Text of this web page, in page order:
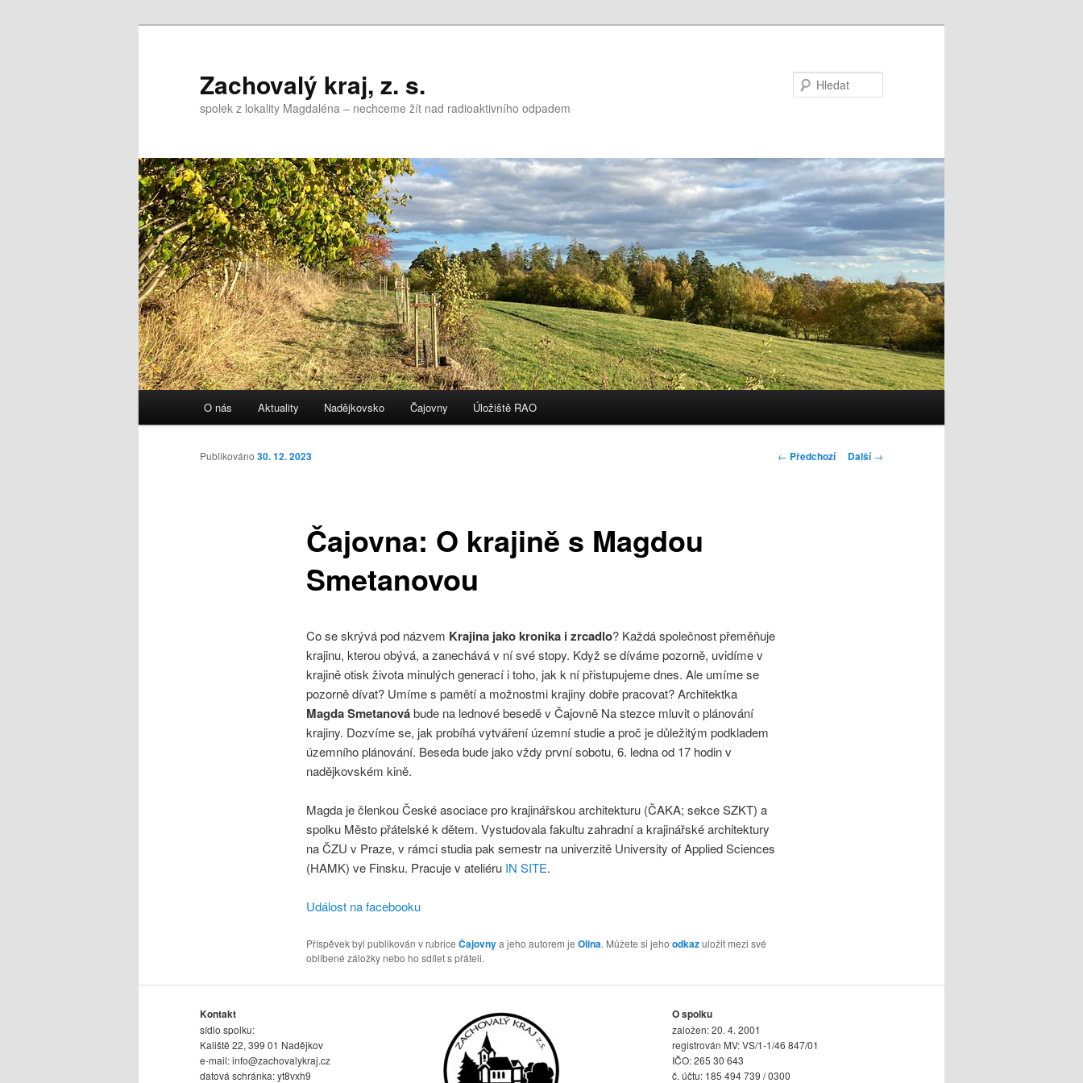
Zachovalý kraj, z. s.
spolek z lokality Magdaléna – nechceme žít nad radioaktivního odpadem
O nás Aktuality Nadějkovsko Čajovny Úložiště RAO
Navigace
← Předchozí Další→
Čajovna: O krajině s Magdou
Smetanovou
Publikováno 30. 12. 2023
Co se skrývá pod názvem Krajina jako kronika i zrcadlo? Každá společnost přeměňuje
krajinu, kterou obývá, a zanechává v ní své stopy. Když se díváme pozorně, uvidíme v
krajině otisk života minulých generací i toho, jak k ní přistupujeme dnes. Ale umíme se
pozorně dívat? Umíme s pamětí a možnostmi krajiny dobře pracovat? Architektka
Magda Smetanovábude na lednové besedě v Čajovně Na stezce mluvit o plánování
krajiny. Dozvíme se, jak probíhá vytváření územní studie a proč je důležitým podkladem
územního plánování. Beseda bude jako vždy první sobotu, 6. ledna od 17 hodin v
nadějkovském kině.
Magda je členkou České asociace pro krajinářskou architekturu (ČAKA; sekce SZKT) a
spolku Město přátelské k dětem. Vystudovala fakultu zahradní a krajinářské architektury
na ČZU v Praze, v rámci studia pak semestr na univerzitě University of Applied Sciences
(HAMK) ve Finsku. Pracuje v ateliéru IN SITE.
Událost na facebooku
Příspěvek byl publikován v rubrice Čajovnya jeho autorem je Olina. Můžete si jeho odkazuložit mezi své
oblíbené záložky nebo ho sdílet s přáteli.
Kontakt
sídlo spolku:
Kaliště 22, 399 01 Nadějkov
e-mail:info@zachovalykraj.cz
datová schránka: yt8vxh9
O spolku
založen: 20. 4. 2001
registrován MV: VS/1-1/46 847/01
IČO: 265 30 643
č. účtu: 185 494 739 / 0300